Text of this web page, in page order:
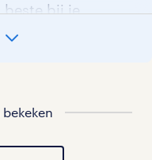
beste bij je
bekeken